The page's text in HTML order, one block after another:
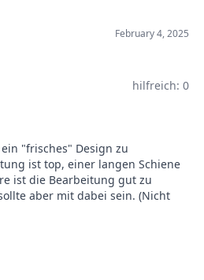
February 4, 2025
hilfreich: 0
"frisches" Design zu
ist top, einer langen Schiene
ist die Bearbeitung gut zu
aber mit dabei sein. (Nicht